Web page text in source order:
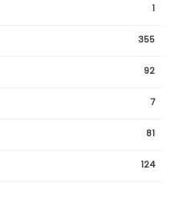
1
355
92
7
81
124